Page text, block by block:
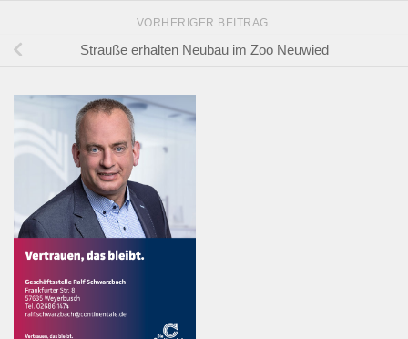
VORHERIGER BEITRAG
Strauße erhalten Neubau im Zoo Neuwied